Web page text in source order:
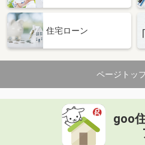
住宅ローン
ページトッ
goo